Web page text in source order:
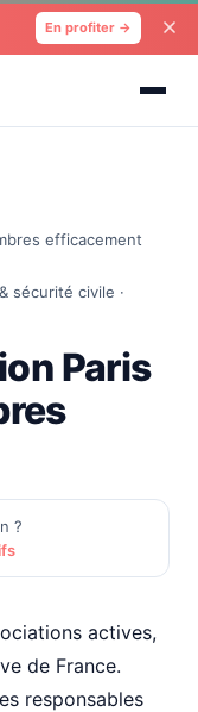
En profiter →
efficacement
sécurité civile ·
Paris
?
actives,
de France.
responsables